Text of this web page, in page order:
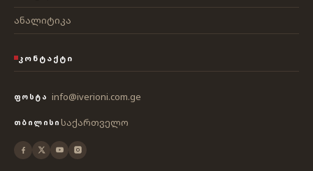
ანალიტიკა
ᲙᲝᲜᲢᲐᲥᲢᲘ
ᲤᲝᲡᲢᲐ info@iverioni.com.ge
ᲗᲑᲘᲚᲘᲡᲘ საქართველო